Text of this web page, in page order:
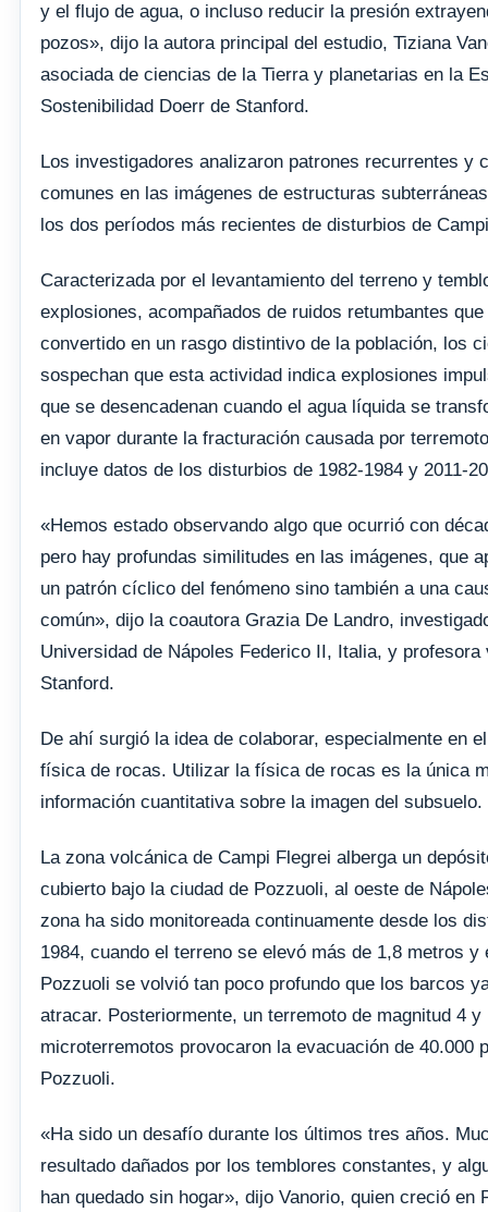
y el flujo de agua, o incluso reducir la presión
pozos», dijo la autora principal del estudio, Tiziana
asociada de ciencias de la Tierra y planetarias en la
Sostenibilidad Doerr de Stanford.
Los investigadores analizaron patrones recurrentes y
comunes en las imágenes de estructuras
los dos períodos más recientes de disturbios de
Caracterizada por el levantamiento del terreno y
explosiones, acompañados de ruidos retumbantes
convertido en un rasgo distintivo de la población, los
sospechan que esta actividad indica explosiones
que se desencadenan cuando el agua líquida se
en vapor durante la fracturación causada por
incluye datos de los disturbios de 1982-1984 y 2011-
«Hemos estado observando algo que ocurrió con
pero hay profundas similitudes en las imágenes, que
un patrón cíclico del fenómeno sino también a una
común», dijo la coautora Grazia De Landro,
Universidad de Nápoles Federico II, Italia, y profesora
Stanford.
De ahí surgió la idea de colaborar, especialmente en
física de rocas. Utilizar la física de rocas es la única
información cuantitativa sobre la imagen del subsuelo.
La zona volcánica de Campi Flegrei alberga un
cubierto bajo la ciudad de Pozzuoli, al oeste de
zona ha sido monitoreada continuamente desde los
1984, cuando el terreno se elevó más de 1,8 metros y
Pozzuoli se volvió tan poco profundo que los barcos
atracar. Posteriormente, un terremoto de magnitud 4 y
microterremotos provocaron la evacuación de 40.000
Pozzuoli.
«Ha sido un desafío durante los últimos tres años.
resultado dañados por los temblores constantes, y
han quedado sin hogar», dijo Vanorio, quien creció en